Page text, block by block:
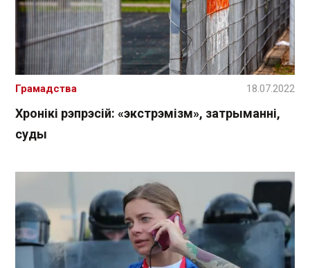
Хронікі рэпрэсій: «экстрэмізм», затрыманні,
суды
Грамадства 18.07.2022